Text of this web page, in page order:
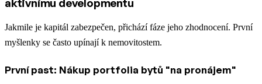
Jakmile je kapitál zabezpečen, přichází fáze jeho zhodnocení. První
myšlenky se často upínají k nemovitostem.
První past: Nákup portfolia bytů "na pronájem"